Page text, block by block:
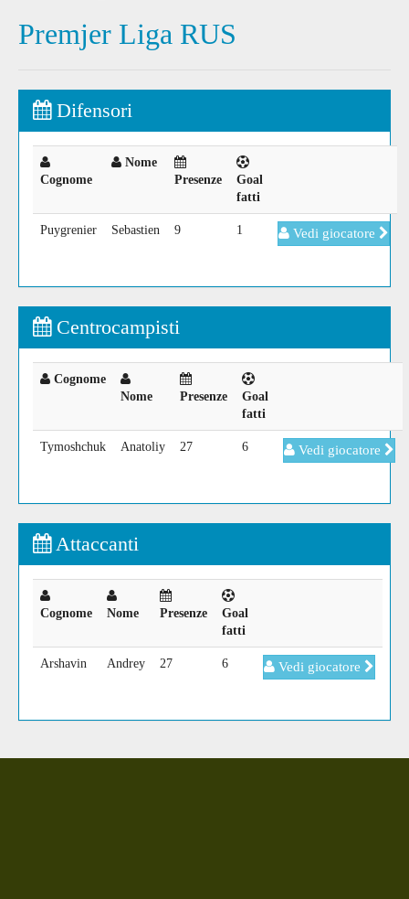
Premjer Liga RUS
Difensori
Cognome
Nome
Presenze
Goal
fatti
Puygrenier Sebastien 9 1 Vedi giocatore
Centrocampisti
Cognome
Nome
Presenze
Goal
fatti
Tymoshchuk Anatoliy 27 6 Vedi giocatore
Attaccanti
Cognome Nome Presenze
Goal
fatti
Arshavin Andrey 27 6 Vedi giocatore